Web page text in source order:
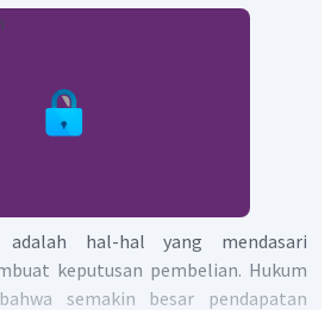
adalah hal-hal yang mendasari
keputusan pembelian. Hukum
semakin besar pendapatan